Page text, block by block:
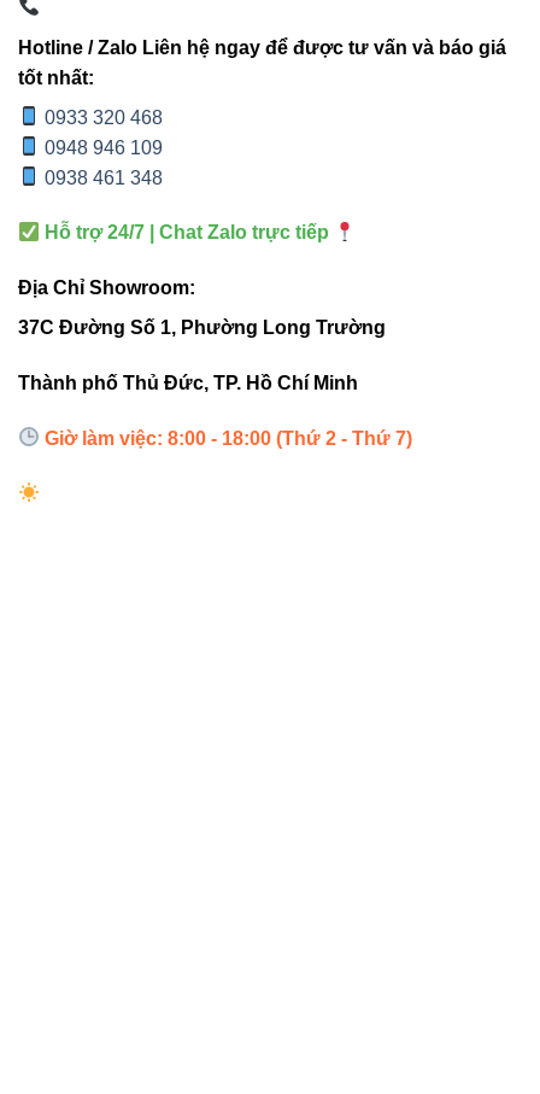
Đèn nổi trần Vinaled
5. Liên kết bên ngoài nâng cao
uy tín
🛠 6. Hướng dẫn lắp đặt nhanh
Khoét lỗ Ø110mm trên trần.
Đặt đèn âm trần vào vị trí và cố định chắc chắn.
Hotline / Zalo Liên hệ ngay để được tư vấn và báo giá
tốt nhất:
0933 320 468
0948 946 109
0938 461 348
Hỗ trợ 24/7 | Chat Zalo trực tiếp
Địa Chỉ Showroom:
37C Đường Số 1, Phường Long Trường
Thành phố Thủ Đức, TP. Hồ Chí Minh
Giờ làm việc: 8:00 - 18:00 (Thứ 2 - Thứ 7)